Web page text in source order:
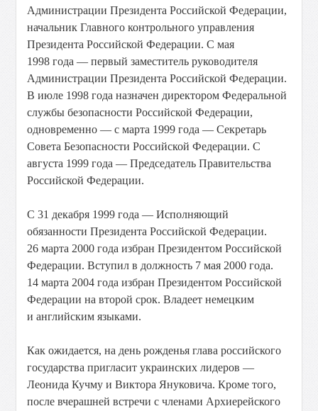
Администрации Президента Российской Федерации,
начальник Главного контрольного управления
Президента Российской Федерации. С мая
1998 года — первый заместитель руководителя
Администрации Президента Российской Федерации.
В июле 1998 года назначен директором Федеральной
службы безопасности Российской Федерации,
одновременно — с марта 1999 года — Секретарь
Совета Безопасности Российской Федерации. С
августа 1999 года — Председатель Правительства
Российской Федерации.
С 31 декабря 1999 года — Исполняющий
обязанности Президента Российской Федерации.
26 марта 2000 года избран Президентом Российской
Федерации. Вступил в должность 7 мая 2000 года.
14 марта 2004 года избран Президентом Российской
Федерации на второй срок. Владеет немецким
и английским языками.
Как ожидается, на день рожденья глава российского
государства пригласит украинских лидеров —
Леонида Кучму и Виктора Януковича. Кроме того,
после вчерашней встречи с членами Архиерейского